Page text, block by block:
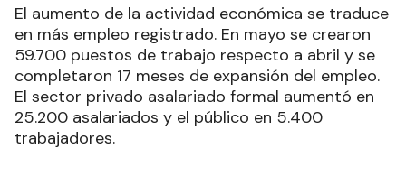
El aumento de la actividad económica se traduce
en más empleo registrado. En mayo se crearon
59.700 puestos de trabajo respecto a abril y se
completaron 17 meses de expansión del empleo.
El sector privado asalariado formal aumentó en
25.200 asalariados y el público en 5.400
trabajadores.